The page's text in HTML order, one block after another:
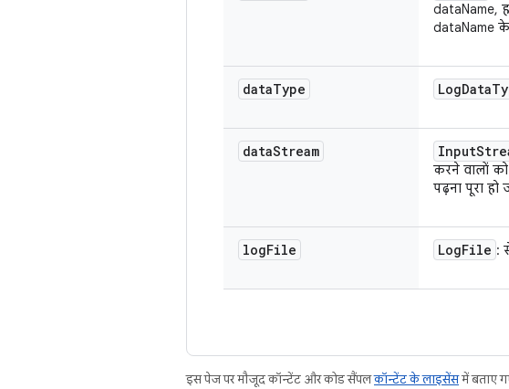
dataName,
dataName
dataType LogData
dataStream Input
करने वालों
पढ़ना पूरा
logFile LogFile :
इस पेज पर मौजूद कॉन्टेंट और कोड सैंपलकॉन्टेंट के लाइसेंसमें बताए